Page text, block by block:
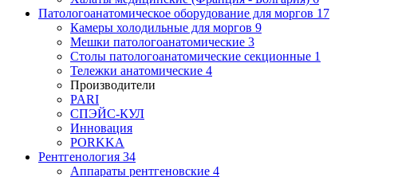
Патологоанатомическое оборудование для моргов 17
Камеры холодильные для моргов 9
Мешки патологоанатомические 3
Столы патологоанатомические секционные 1
Тележки анатомические 4
Производители
PARI
СПЭЙС-КУЛ
Инновация
PORKKA
Рентгенология 34
Аппараты рентгеновские 4